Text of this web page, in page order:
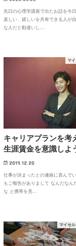
先日の心理学講座で出たお話を今
楽しい、嬉しいを共有できる人が
な人だと勘違いし…
マ
キャリアプランを考
生涯賃金を意識しよ
2019.12.20
仕事が決まったとの連絡に喜んで
もご報告がありまして なんだなん
な と携帯を見…
マイセ